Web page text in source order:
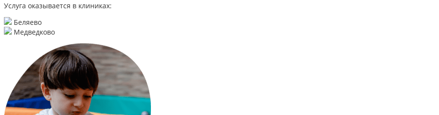
Услуга оказывается в клиниках:
Беляево
Медведково